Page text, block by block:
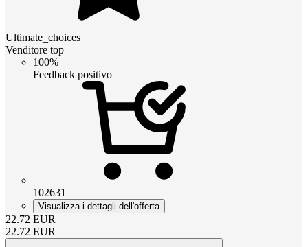
Ultimate_choices
Venditore top
100%
Feedback positivo
102631
Visualizza i dettagli dell'offerta
22.72 EUR
22.72 EUR